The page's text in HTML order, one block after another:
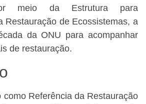
meio da Estrutura para
Restauração de Ecossistemas, a
da ONU para acompanhar
de restauração.
como Referência da Restauração